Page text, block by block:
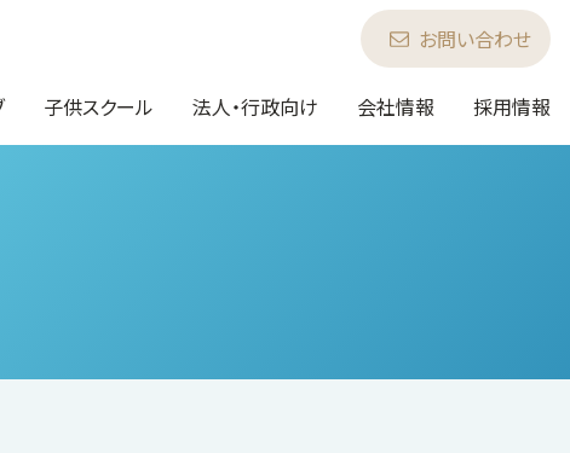
子供スクール 法人・行政向け 会社情報 採用情報
お問い合わせ